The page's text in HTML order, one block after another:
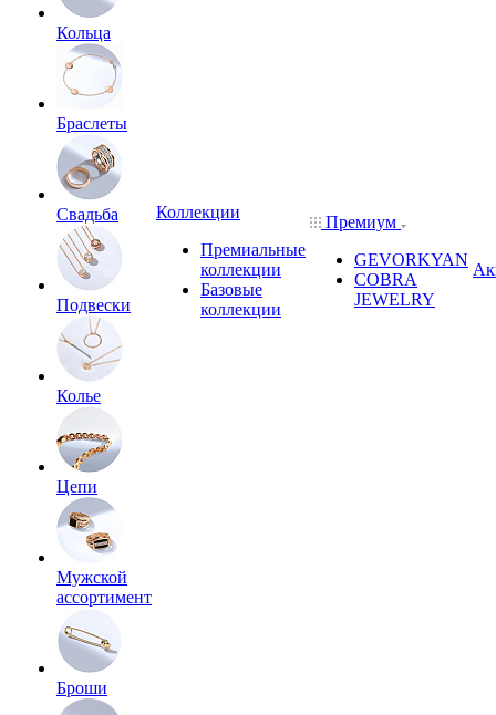
Кольца
Браслеты
Свадьба
Подвески
Колье
Цепи
Мужской
ассортимент
Броши
Коллекции
Премиальные
коллекции
Базовые
коллекции
Премиум
GEVORKYAN
COBRA
JEWELRY